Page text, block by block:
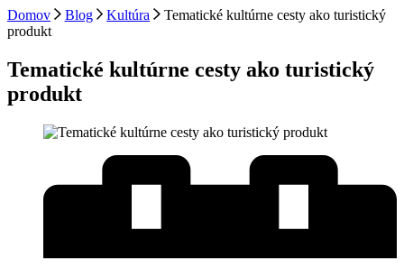
Domov Blog Kultúra
Tematické kultúrne cesty ako turistický
produkt
Tematické kultúrne cesty ako turistický
produkt